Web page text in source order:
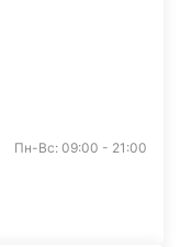
Пн-Вс: 09:00 - 21:00